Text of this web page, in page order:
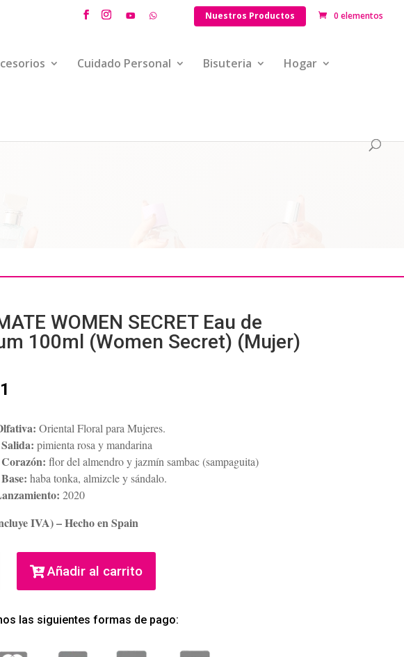
Nuestros Productos 0 elementos
Cuidado Personal Bisuteria Hogar
WOMEN SECRET Eau de
100ml (Women Secret) (Mujer)
Oriental Floral para Mujeres.
pimienta rosa y mandarina
flor del almendro y jazmín sambac (sampaguita)
haba tonka, almizcle y sándalo.
2020
IVA) – Hecho en Spain
Añadir al carrito
las siguientes formas de pago: